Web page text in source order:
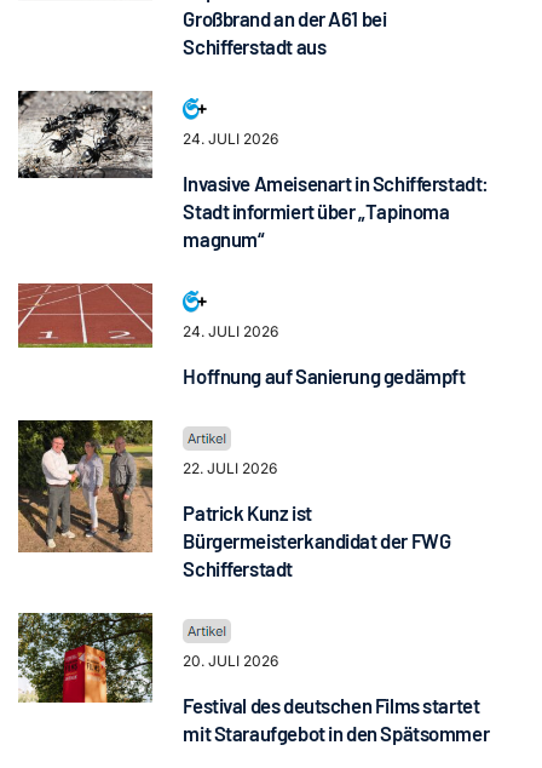
Großbrand an der A61 bei
Schifferstadt aus
24. JULI 2026
Invasive Ameisenart in Schifferstadt:
Stadt informiert über „Tapinoma
magnum“
24. JULI 2026
Hoffnung auf Sanierung gedämpft
22. JULI 2026
Patrick Kunz ist
Bürgermeisterkandidat der FWG
Schifferstadt
20. JULI 2026
Festival des deutschen Films startet
mit Staraufgebot in den Spätsommer